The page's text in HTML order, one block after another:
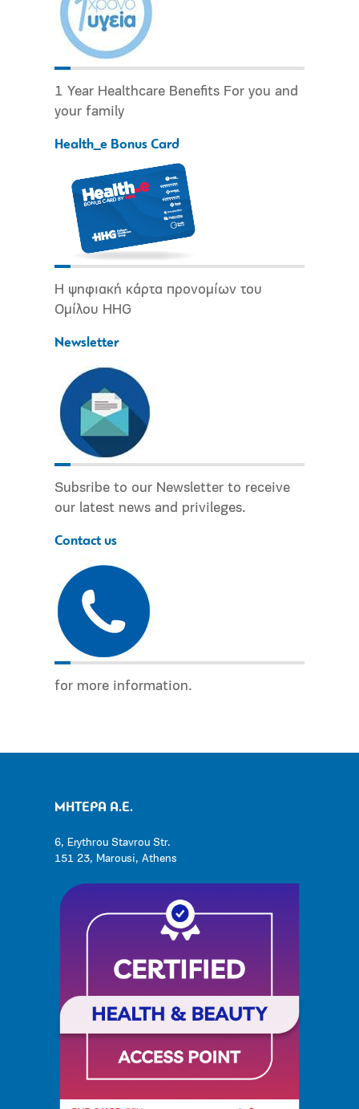
1 Year Healthcare Benefits For you and
your family
Health_e Bonus Card
Η ψηφιακή κάρτα προνομίων του
Ομίλου HHG
Newsletter
Subsribe to our Newsletter to receive
our latest news and privileges.
Contact us
for more information.
ΜΗΤΕΡΑ Α.Ε.
6, Erythrou Stavrou Str.
151 23, Marousi, Athens